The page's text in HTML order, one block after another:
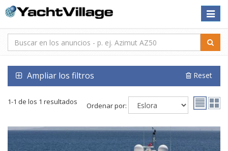
Toggle
Ampliar los filtros Reset
1-1 de los 1 resultados Ordenar por: